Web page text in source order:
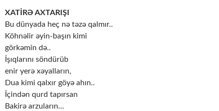
XATİRƏ AXTARIŞI
Bu dünyada heç nə təzə qalmır..
Köhnəlir əyin-başın kimi
görkəmin də..
İşıqlarını söndürüb
enir yerə xəyalların,
Dua kimi qalxır göyə ahın..
İçindən qurd tapırsan
Bakirə arzuların…